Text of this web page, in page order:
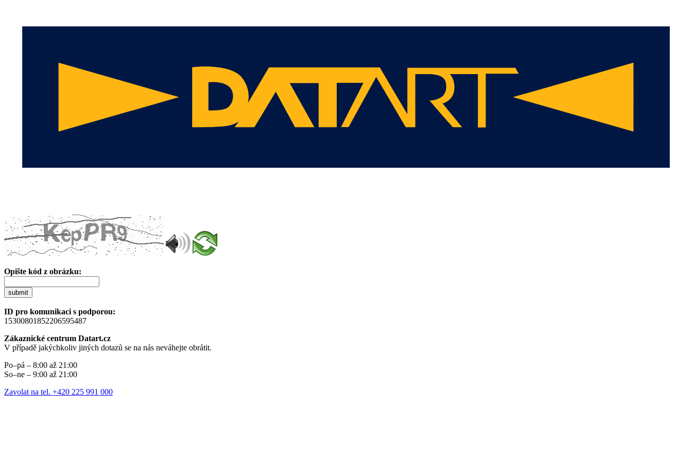
Opište kód z obrázku:
submit
ID pro komunikaci s podporou:
15300801852206595487
Zákaznické centrum Datart.cz
V případě jakýchkoliv jiných dotazů se na nás neváhejte obrátit.
Po–pá – 8:00 až 21:00
So–ne – 9:00 až 21:00
Zavolat na tel. +420 225 991 000